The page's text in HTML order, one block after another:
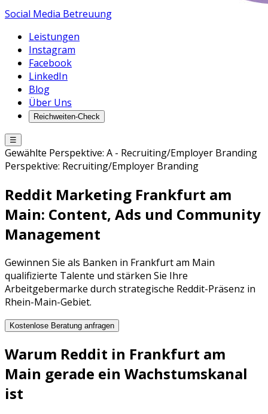
Social Media Betreuung
Leistungen
Instagram
Facebook
LinkedIn
Blog
Über Uns
Reichweiten-Check
☰
Gewählte Perspektive: A - Recruiting/Employer Branding
Perspektive: Recruiting/Employer Branding
Reddit Marketing Frankfurt am
Main: Content, Ads und Community
Management
Gewinnen Sie als Banken in Frankfurt am Main
qualifizierte Talente und stärken Sie Ihre
Arbeitgebermarke durch strategische Reddit-Präsenz in
Rhein-Main-Gebiet.
Kostenlose Beratung anfragen
Warum Reddit in Frankfurt am
Main gerade ein Wachstumskanal
ist